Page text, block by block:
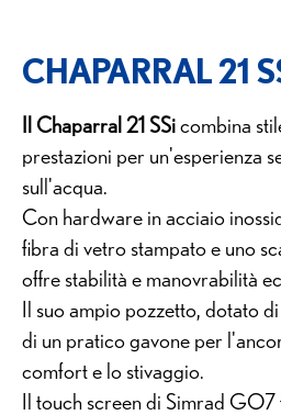
CHAPARRAL 21
Il Chaparral 21 SSicombina
prestazioni per un'esperienza
sull'acqua.
Con hardware in acciaio
fibra di vetro stampato e uno
offre stabilità e manovrabilità
Il suo ampio pozzetto, dotato
di un pratico gavone per
comfort e lo stivaggio.
Il touch screen di Simrad